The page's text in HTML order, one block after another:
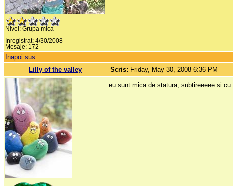
Nivel: Grupa mica
Inregistrat: 4/30/2008
Mesaje: 172
Inapoi sus
Lilly of the valley
Scris: Friday, May 30, 2008 6:36 PM
eu sunt mica de statura, subtireeeee si